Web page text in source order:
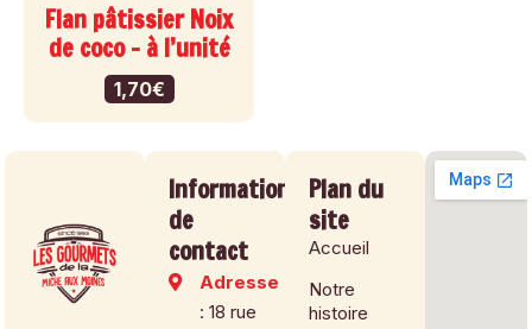
Flan pâtissier Noix
de coco – à l’unité
1,70€
Informations
de
contact
Adresse
: 18 rue
Plan du
site
Accueil
Notre
histoire